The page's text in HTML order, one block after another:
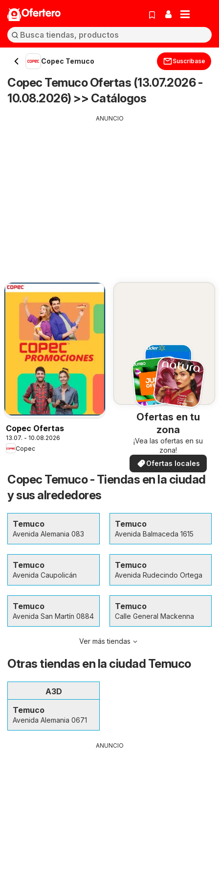
Ofertero
Copec Temuco Suscríbase
Copec Temuco Ofertas (13.07.2026 -
10.08.2026) >> Catálogos
ANUNCIO
Copec Ofertas
13.07. - 10.08.2026
Copec
Ofertas en tu
zona
¡Vea las ofertas en su
zona!
Ofertas locales
Copec Temuco - Tiendas en la ciudad
y sus alrededores
Temuco
Avenida Alemania 083
Temuco
Avenida Balmaceda 1615
Temuco
Avenida Caupolicán
Temuco
Avenida Rudecindo Ortega
Temuco
Avenida San Martín 0884
Temuco
Calle General Mackenna
Ver más tiendas
Otras tiendas en la ciudad Temuco
A3D
Temuco
Avenida Alemania 0671
ANUNCIO